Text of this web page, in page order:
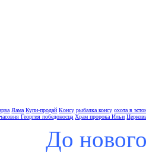
Яама Купи-продай Консу рыбалка консу охота в
часовня Георгия победоносца Храм пророка Ильи
До